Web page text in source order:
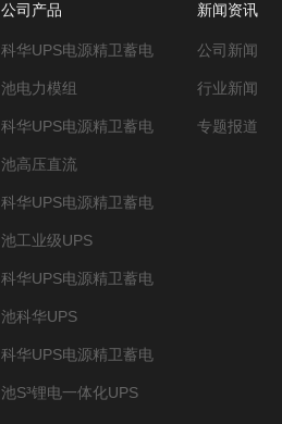
公司产品
科华UPS电源精卫蓄电
池电力模组
科华UPS电源精卫蓄电
池高压直流
科华UPS电源精卫蓄电
池工业级UPS
科华UPS电源精卫蓄电
池科华UPS
科华UPS电源精卫蓄电
池S³锂电一体化UPS
新闻资讯
公司新闻
行业新闻
专题报道